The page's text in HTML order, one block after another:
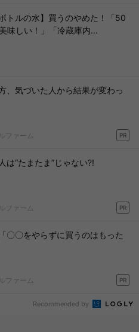
トルの水】買うのやめた！「50
味しい！」「冷蔵庫内...
、気づいた人から結果が変わっ
ファーム PR
は“たまたま”じゃない?!
ファーム PR
〇〇をやらずに買うのはもった
ファーム PR
Recommended by